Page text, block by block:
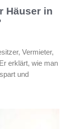
Häuser in
Vermieter,
erklärt, wie man
und